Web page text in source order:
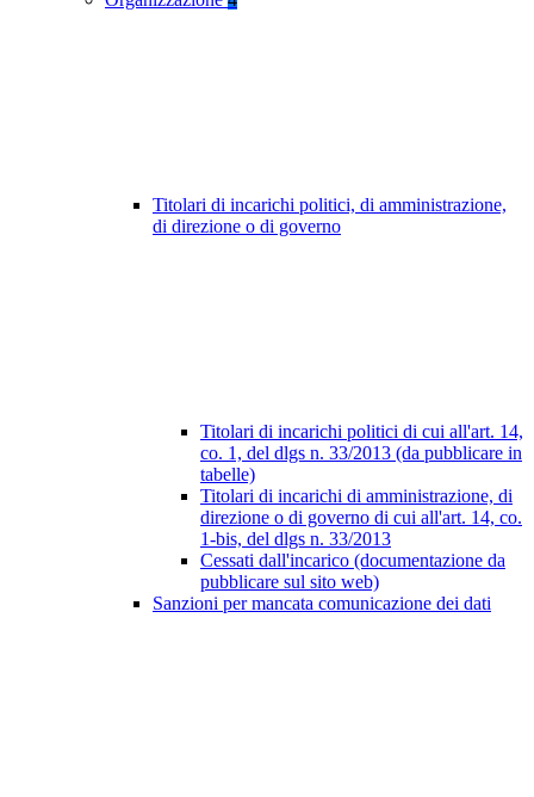
Titolari di incarichi politici, di amministrazione,
di direzione o di governo
Titolari di incarichi politici di cui all'art. 14,
co. 1, del dlgs n. 33/2013 (da pubblicare in
tabelle)
Titolari di incarichi di amministrazione, di
direzione o di governo di cui all'art. 14, co.
1-bis, del dlgs n. 33/2013
Cessati dall'incarico (documentazione da
pubblicare sul sito web)
Sanzioni per mancata comunicazione dei dati